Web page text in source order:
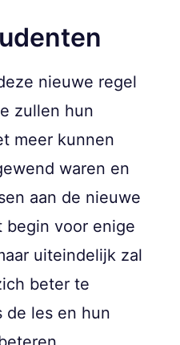
nieuwe regel
zullen hun
meer kunnen
waren en
aan de nieuwe
begin voor enige
uiteindelijk zal
beter te
de les en hun